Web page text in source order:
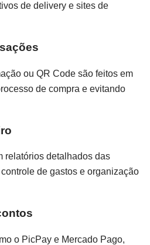
de delivery e sites de
ou QR Code são feitos em
de compra e evitando
relatórios detalhados das
de gastos e organização
o PicPay e Mercado Pago,